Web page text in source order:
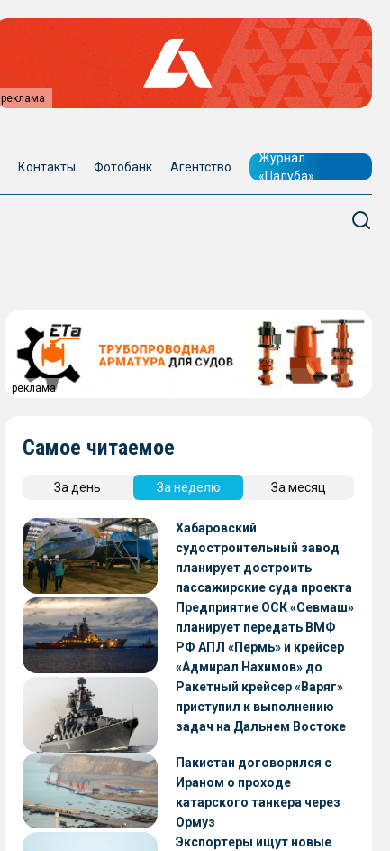
реклама
Контакты Фотобанк Агентство
Журнал
«Палуба»
реклама
Самое читаемое
За день За неделю За месяц
Хабаровский
судостроительный завод
планирует достроить
пассажирские суда проекта
А45-2
Предприятие ОСК «Севмаш»
планирует передать ВМФ
РФ АПЛ «Пермь» и крейсер
«Адмирал Нахимов» до
конца 2026 года
Ракетный крейсер «Варяг»
приступил к выполнению
задач на Дальнем Востоке
Пакистан договорился с
Ираном о проходе
катарского танкера через
Ормуз
Экспортеры ищут новые